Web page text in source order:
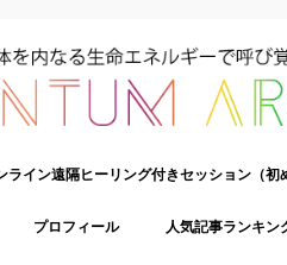
イン遠隔ヒーリング付きセッション（初
プロフィール 人気記事ランキン